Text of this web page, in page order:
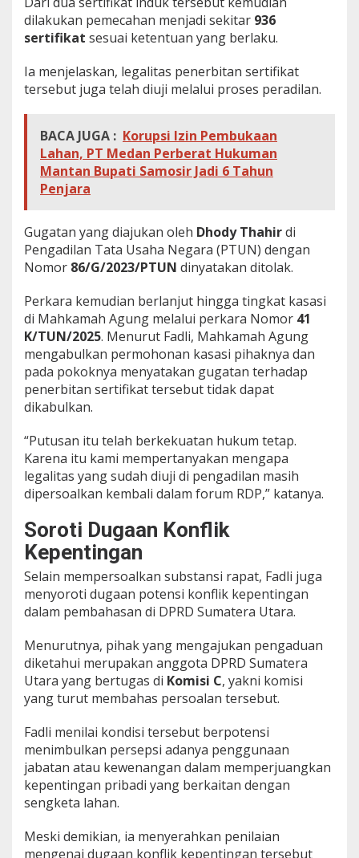
dilakukan pemecahan menjadi sekitar 936
sertifikat sesuai ketentuan yang berlaku.
Ia menjelaskan, legalitas penerbitan sertifikat
tersebut juga telah diuji melalui proses peradilan.
BACA JUGA : Korupsi Izin Pembukaan
Lahan, PT Medan Perberat Hukuman
Mantan Bupati Samosir Jadi 6 Tahun
Penjara
Gugatan yang diajukan oleh Dhody Thahirdi
Pengadilan Tata Usaha Negara (PTUN) dengan
Nomor 86/G/2023/PTUN dinyatakan ditolak.
Perkara kemudian berlanjut hingga tingkat kasasi
di Mahkamah Agung melalui perkara Nomor 41
K/TUN/2025. Menurut Fadli, Mahkamah Agung
mengabulkan permohonan kasasi pihaknya dan
pada pokoknya menyatakan gugatan terhadap
penerbitan sertifikat tersebut tidak dapat
dikabulkan.
“Putusan itu telah berkekuatan hukum tetap.
Karena itu kami mempertanyakan mengapa
legalitas yang sudah diuji di pengadilan masih
dipersoalkan kembali dalam forum RDP,” katanya.
Soroti Dugaan Konflik
Kepentingan
Selain mempersoalkan substansi rapat, Fadli juga
menyoroti dugaan potensi konflik kepentingan
dalam pembahasan di DPRD Sumatera Utara.
Menurutnya, pihak yang mengajukan pengaduan
diketahui merupakan anggota DPRD Sumatera
Utara yang bertugas di Komisi C, yakni komisi
yang turut membahas persoalan tersebut.
Fadli menilai kondisi tersebut berpotensi
menimbulkan persepsi adanya penggunaan
jabatan atau kewenangan dalam memperjuangkan
kepentingan pribadi yang berkaitan dengan
sengketa lahan.
Meski demikian, ia menyerahkan penilaian
mengenai dugaan konflik kepentingan tersebut